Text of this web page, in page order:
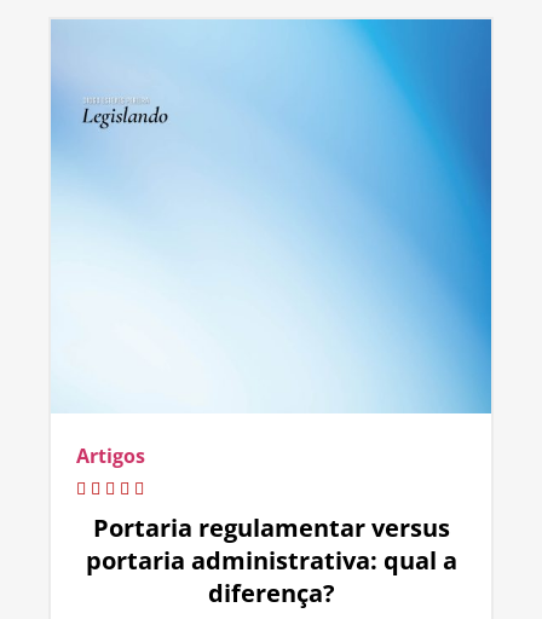
Artigos
Portaria regulamentar versus
portaria administrativa: qual a
diferença?